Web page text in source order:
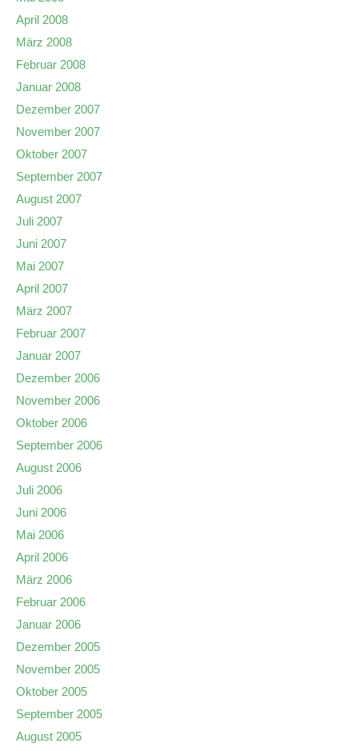
April 2008
März 2008
Februar 2008
Januar 2008
Dezember 2007
November 2007
Oktober 2007
September 2007
August 2007
Juli 2007
Juni 2007
Mai 2007
April 2007
März 2007
Februar 2007
Januar 2007
Dezember 2006
November 2006
Oktober 2006
September 2006
August 2006
Juli 2006
Juni 2006
Mai 2006
April 2006
März 2006
Februar 2006
Januar 2006
Dezember 2005
November 2005
Oktober 2005
September 2005
August 2005